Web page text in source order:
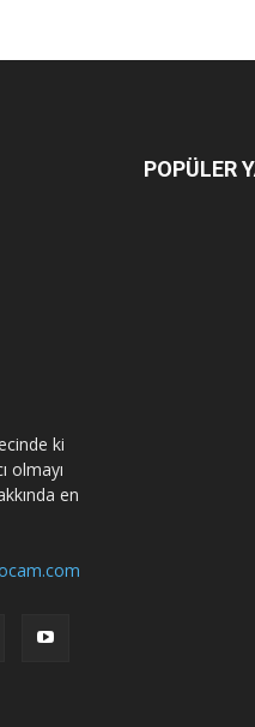
ki
olmayı
en
POPÜLER